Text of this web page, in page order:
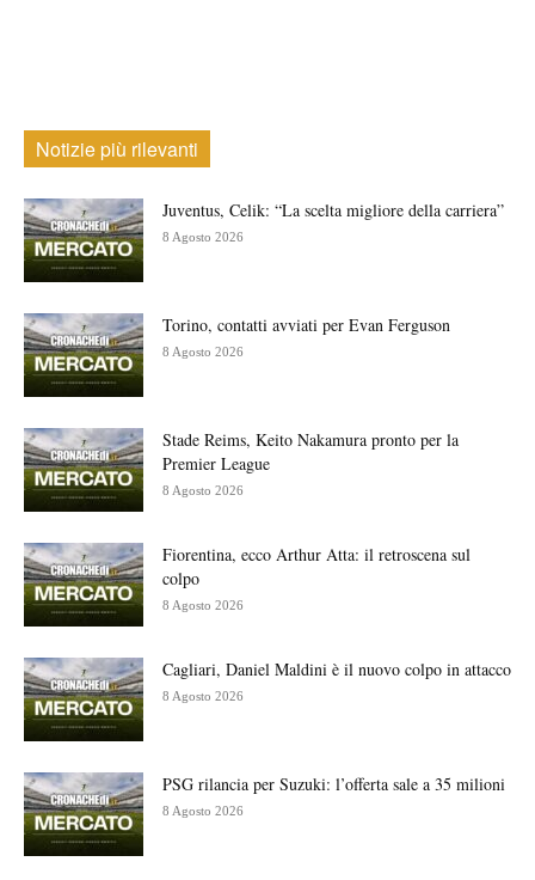
Notizie più rilevanti
Juventus, Celik: “La scelta migliore della carriera”
8 Agosto 2026
Torino, contatti avviati per Evan Ferguson
8 Agosto 2026
Stade Reims, Keito Nakamura pronto per la
Premier League
8 Agosto 2026
Fiorentina, ecco Arthur Atta: il retroscena sul
colpo
8 Agosto 2026
Cagliari, Daniel Maldini è il nuovo colpo in attacco
8 Agosto 2026
PSG rilancia per Suzuki: l’offerta sale a 35 milioni
8 Agosto 2026